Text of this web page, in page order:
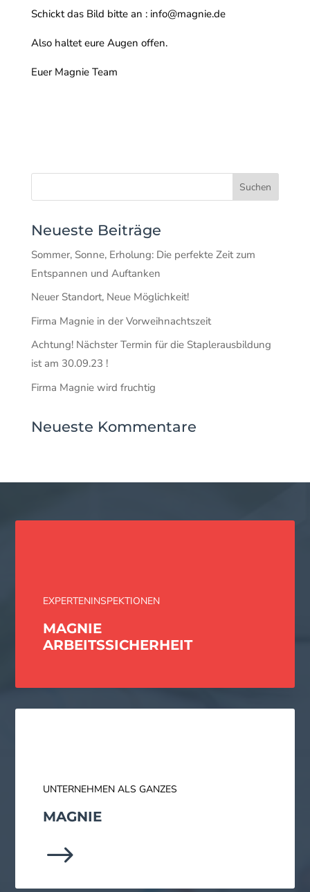
Schickt das Bild bitte an : info@magnie.de
Also haltet eure Augen offen.
Euer Magnie Team
Neueste Beiträge
Sommer, Sonne, Erholung: Die perfekte Zeit zum
Entspannen und Auftanken
Neuer Standort, Neue Möglichkeit!
Firma Magnie in der Vorweihnachtszeit
Achtung! Nächster Termin für die Staplerausbildung
ist am 30.09.23 !
Firma Magnie wird fruchtig
Neueste Kommentare
EXPERTENINSPEKTIONEN
MAGNIE
ARBEITS­SICHERHEIT
UNTERNEHMEN ALS GANZES
MAGNIE
$